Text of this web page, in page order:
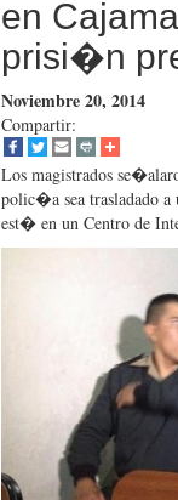
en
prisi�n
Noviembre 20, 2014
Compartir:
Los magistrados
polic�a sea trasladado a
est� en un Centro de